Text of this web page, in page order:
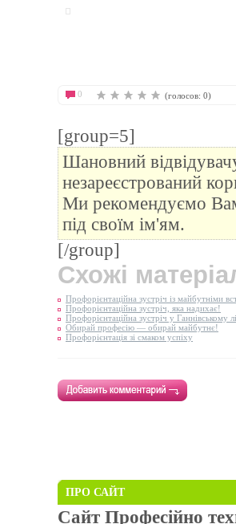
0 (голосов: 0)
[group=5]
Шановний
незареєстрований
Ми рекомендуємо
під своїм ім'ям.
[/group]
Схожі
Профорієнтаційна зустріч із майбутніми
Профорієнтаційна зустріч, яка надихає!
Профорієнтаційна зустріч у Ганнівському
Обирай професію — обирай майбутнє!
Профорієнтація зі смаком успіху
ПРО САЙТ
Сайт Професійно